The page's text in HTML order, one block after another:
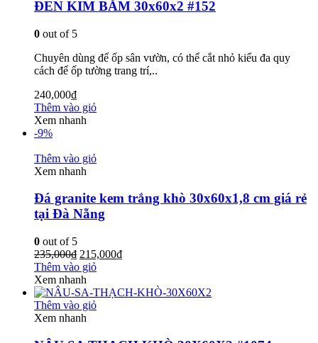
ĐEN KIM BĂM 30x60x2 #152
0 out of 5
Chuyên dùng để ốp sân vườn, có thể cắt nhỏ kiểu đa quy
cách để ốp tường trang trí,..
240,000₫
Thêm vào giỏ
Xem nhanh
-9%
Thêm vào giỏ
Xem nhanh
Đá granite kem trắng khò 30x60x1,8 cm giá rẻ
tại Đà Nẵng
0 out of 5
235,000₫ 215,000₫
Thêm vào giỏ
Xem nhanh
Thêm vào giỏ
Xem nhanh